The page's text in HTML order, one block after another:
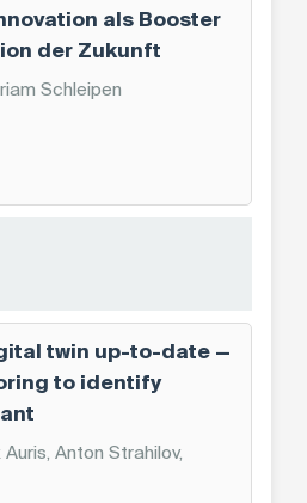
als Booster
der Zukunft
Schleipen
twin up-to-date —
to identify
Anton Strahilov,